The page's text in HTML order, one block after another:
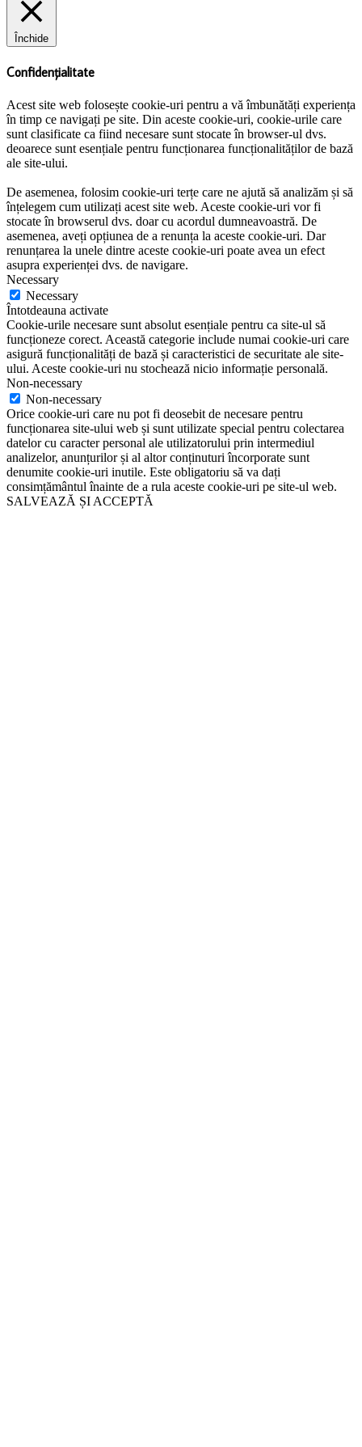
Închide
Confidențialitate
Acest site web folosește cookie-uri pentru a vă îmbunătăți experiența
în timp ce navigați pe site. Din aceste cookie-uri, cookie-urile care
sunt clasificate ca fiind necesare sunt stocate în browser-ul dvs.
deoarece sunt esențiale pentru funcționarea funcționalităților de bază
ale site-ului.
De asemenea, folosim cookie-uri terțe care ne ajută să analizăm și să
înțelegem cum utilizați acest site web. Aceste cookie-uri vor fi
stocate în browserul dvs. doar cu acordul dumneavoastră. De
asemenea, aveți opțiunea de a renunța la aceste cookie-uri. Dar
renunțarea la unele dintre aceste cookie-uri poate avea un efect
asupra experienței dvs. de navigare.
Necessary
Necessary
Întotdeauna activate
Cookie-urile necesare sunt absolut esențiale pentru ca site-ul să
funcționeze corect. Această categorie include numai cookie-uri care
asigură funcționalități de bază și caracteristici de securitate ale site-
ului. Aceste cookie-uri nu stochează nicio informație personală.
Non-necessary
Non-necessary
Orice cookie-uri care nu pot fi deosebit de necesare pentru
funcționarea site-ului web și sunt utilizate special pentru colectarea
datelor cu caracter personal ale utilizatorului prin intermediul
analizelor, anunțurilor și al altor conținuturi încorporate sunt
denumite cookie-uri inutile. Este obligatoriu să va dați
consimțământul înainte de a rula aceste cookie-uri pe site-ul web.
SALVEAZĂ ȘI ACCEPTĂ